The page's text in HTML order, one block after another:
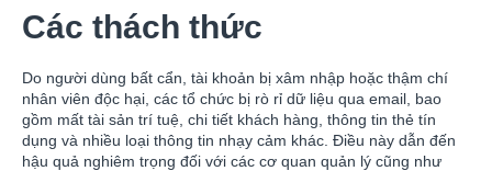
Các thách thức
Do người dùng bất cẩn, tài khoản bị xâm nhập hoặc thậm chí
nhân viên độc hại, các tổ chức bị rò rỉ dữ liệu qua email, bao
gồm mất tài sản trí tuệ, chi tiết khách hàng, thông tin thẻ tín
dụng và nhiều loại thông tin nhạy cảm khác. Điều này dẫn đến
hậu quả nghiêm trọng đối với các cơ quan quản lý cũng như